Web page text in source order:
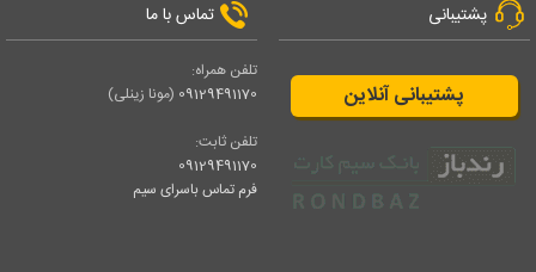
پشتیبانی
پشتیبانی آنلاین
تماس با ما
تلفن همراه:
09129491170 (مونا زینلی)
تلفن ثابت:
09129491170
فرم تماس باسرای سیم